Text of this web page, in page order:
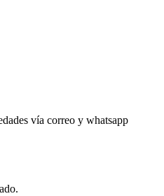
vía correo y whatsapp